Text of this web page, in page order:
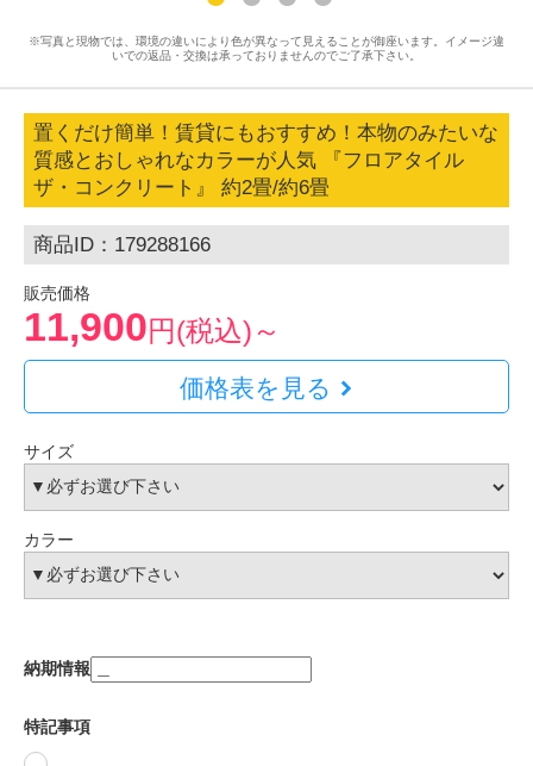
※写真と現物では、環境の違いにより色が異なって見えることが御座います。イメージ違
いでの返品・交換は承っておりませんのでご了承下さい。
置くだけ簡単！賃貸にもおすすめ！本物のみたいな
質感とおしゃれなカラーが人気 『フロアタイル
ザ・コンクリート』 約2畳/約6畳
商品ID：179288166
販売価格
11,900円(税込)～
価格表を見る
サイズ
カラー
納期情報
特記事項